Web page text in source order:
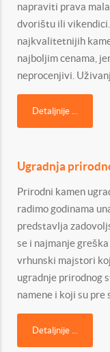
napraviti prava
dvorištu ili
najkvalitetnijih
najboljim cenama,
neprocenjivi.
Detaljnije ...
Ugradnja
Prirodni kamen
radimo godinama
predstavlja
se i najmanje
vrhunski majstori
ugradnje prirodnog
namene i koji su
Detaljnije ...